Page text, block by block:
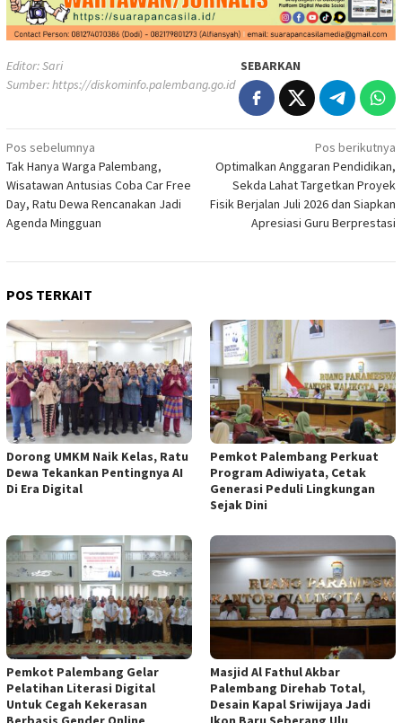
Editor: Sari
Sumber:https://diskominfo.palembang.go.id
SEBARKAN
Navigasi
pos
Pos sebelumnya
Tak Hanya Warga Palembang,
Wisatawan Antusias Coba Car Free
Day, Ratu Dewa Rencanakan Jadi
Agenda Mingguan
Pos berikutnya
Optimalkan Anggaran Pendidikan,
Sekda Lahat Targetkan Proyek
Fisik Berjalan Juli 2026 dan Siapkan
Apresiasi Guru Berprestasi
POS TERKAIT
Dorong UMKM Naik Kelas, Ratu
Dewa Tekankan Pentingnya AI
Di Era Digital
Pemkot Palembang Perkuat
Program Adiwiyata, Cetak
Generasi Peduli Lingkungan
Sejak Dini
Pemkot Palembang Gelar
Pelatihan Literasi Digital
Untuk Cegah Kekerasan
Masjid Al Fathul Akbar
Palembang Direhab Total,
Desain Kapal Sriwijaya Jadi